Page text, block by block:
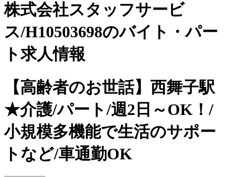
株式会社スタッフサービ
ス/H10503698のバイト・パー
ト求人情報
【高齢者のお世話】西舞子駅
★介護/パート/週2日～OK！/
小規模多機能で生活のサポー
トなど/車通勤OK